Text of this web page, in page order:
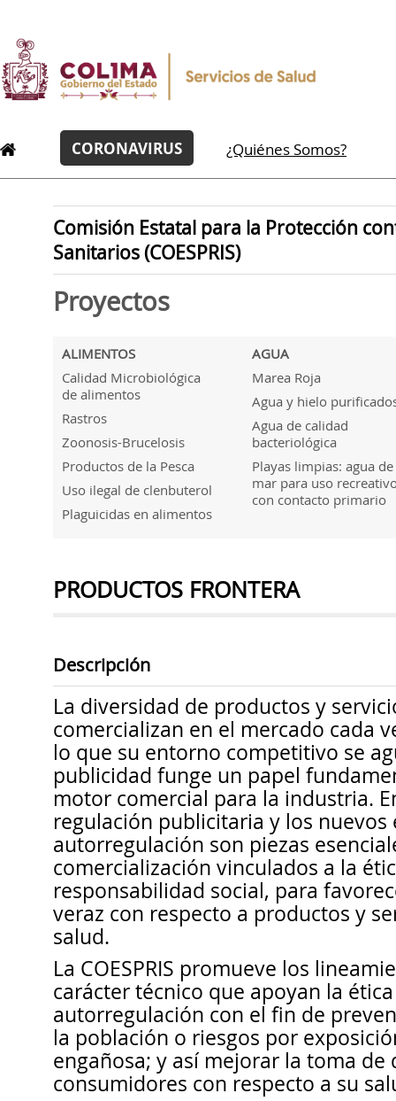
CORONAVIRUS ¿Quiénes Somos?
Comisión Estatal para la Protección
Sanitarios (COESPRIS)
Proyectos
ALIMENTOS
Calidad Microbiológica
de alimentos
Rastros
Zoonosis-Brucelosis
Productos de la Pesca
Uso ilegal de clenbuterol
Plaguicidas en alimentos
AGUA
Marea Roja
Agua y hielo
Agua de calidad
bacteriológica
Playas limpias: agua de
mar para uso
con contacto primario
PRODUCTOS FRONTERA
Descripción
La diversidad de productos y
comercializan en el mercado cada
lo que su entorno competitivo se
publicidad funge un papel
motor comercial para la industria.
regulación publicitaria y los nuevos
autorregulación son piezas
comercialización vinculados a la
responsabilidad social, para
veraz con respecto a productos y
salud.
La COESPRIS promueve los
carácter técnico que apoyan la
autorregulación con el fin de
la población o riesgos por
engañosa; y así mejorar la toma de
consumidores con respecto a su